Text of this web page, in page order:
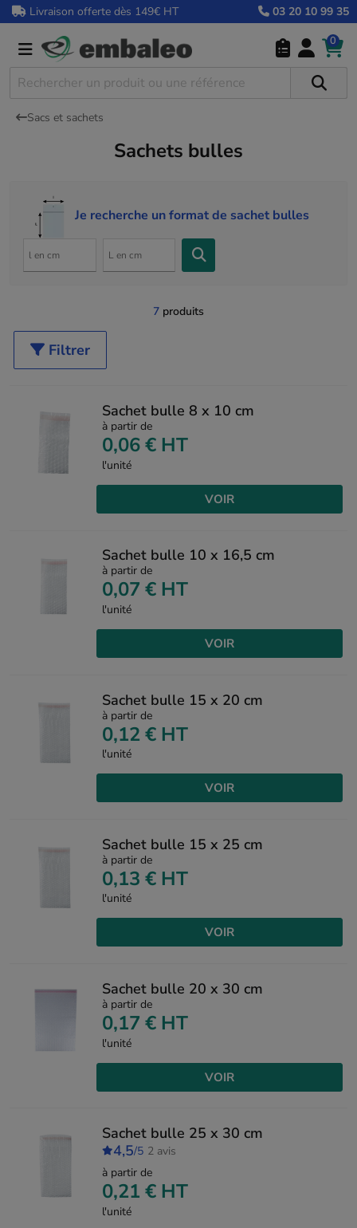
Livraison offerte dès 149€ HT 03 20 10 99 35
0
Sacs et sachets
Sachets bulles
Je recherche un format de sachet bulles
7 produits
Filtrer
Sachet bulle 8 x 10 cm
à partir de
0,06 € HT
l'unité
VOIR
Sachet bulle 10 x 16,5 cm
à partir de
0,07 € HT
l'unité
VOIR
Sachet bulle 15 x 20 cm
à partir de
0,12 € HT
l'unité
VOIR
Sachet bulle 15 x 25 cm
à partir de
0,13 € HT
l'unité
VOIR
Sachet bulle 20 x 30 cm
à partir de
0,17 € HT
l'unité
VOIR
Sachet bulle 25 x 30 cm
4,5/5 2 avis
à partir de
0,21 € HT
l'unité